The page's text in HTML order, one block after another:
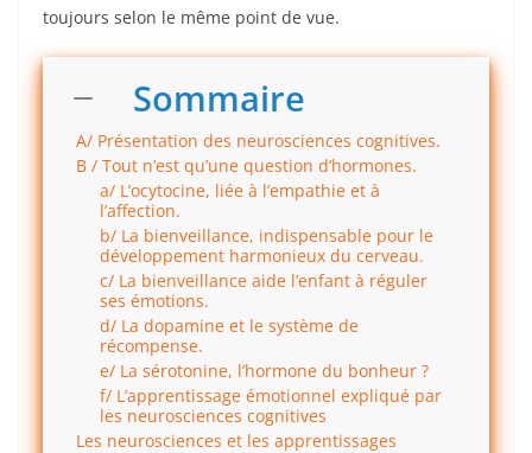
toujours selon le même point de vue.
Sommaire
A/ Présentation des neurosciences cognitives.
B / Tout n’est qu’une question d’hormones.
a/ L’ocytocine, liée à l’empathie et à
l’affection.
b/ La bienveillance, indispensable pour le
développement harmonieux du cerveau.
c/ La bienveillance aide l’enfant à réguler
ses émotions.
d/ La dopamine et le système de
récompense.
e/ La sérotonine, l’hormone du bonheur ?
f/ L’apprentissage émotionnel expliqué par
les neurosciences cognitives
Les neurosciences et les apprentissages